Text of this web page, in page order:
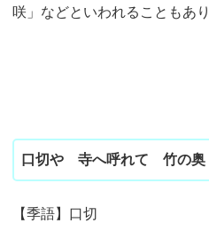
咲」などといわれることもあり
口切や 寺へ呼れて 竹の奥
【季語】口切